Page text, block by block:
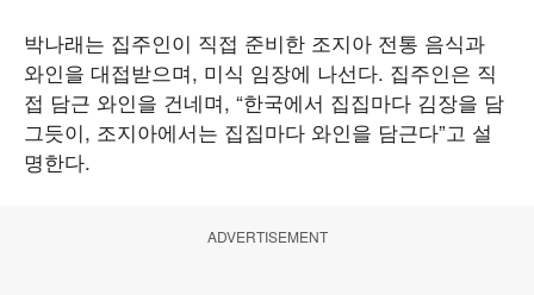
박나래는 집주인이 직접 준비한 조지아 전통 음식과
와인을 대접받으며, 미식 임장에 나선다. 집주인은 직
접 담근 와인을 건네며, “한국에서 집집마다 김장을 담
그듯이, 조지아에서는 집집마다 와인을 담근다”고 설
명한다.
ADVERTISEMENT